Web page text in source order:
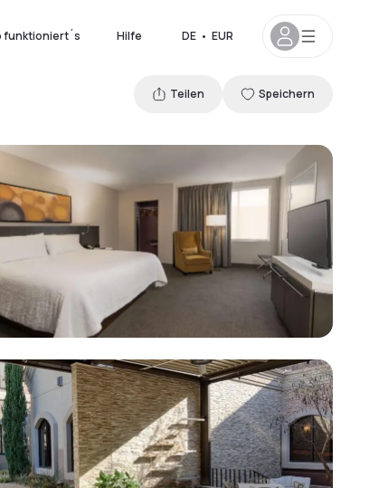
funktioniert´s Hilfe DE • EUR
Teilen Speichern